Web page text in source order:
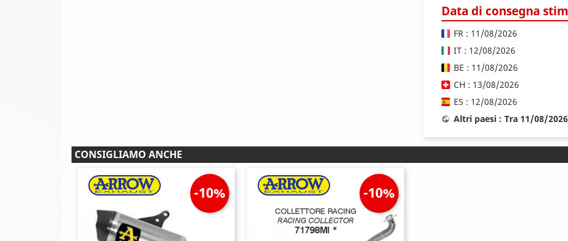
Data di consegna
FR : 11/08/2026
IT : 12/08/2026
BE : 11/08/2026
CH : 13/08/2026
ES : 12/08/2026
Altri paesi : Tra 11/08/
CONSIGLIAMO ANCHE
-10% -10%